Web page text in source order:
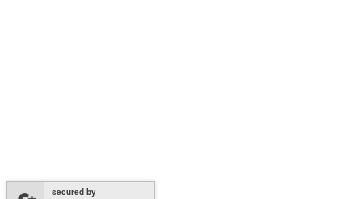
secured by